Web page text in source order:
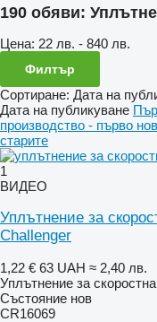
190 обяви:
Цена: 22 лв. - 840 лв.
Филтър
Сортиране: Дата на
Дата на публикуване
производство - първо
старите
1
ВИДЕО
Уплътнение за
Challenger
1,22 € 63 UAH ≈ 2,40 лв.
Уплътнение за
Състояние нов
CR16069